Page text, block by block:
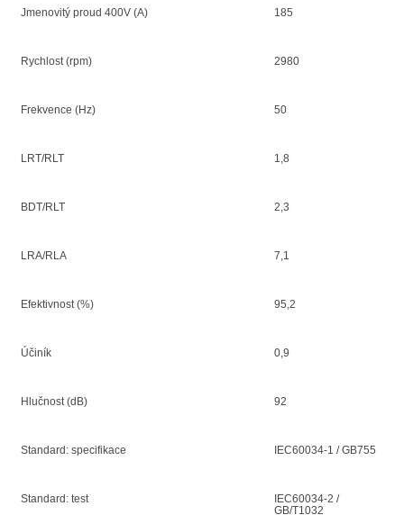
Jmenovitý proud 400V (A) 185
Rychlost (rpm) 2980
Frekvence (Hz) 50
LRT/RLT 1,8
BDT/RLT 2,3
LRA/RLA 7,1
Efektivnost (%) 95,2
Účiník 0,9
Hlučnost (dB) 92
Standard: specifikace IEC60034-1 / GB755
Standard: test
IEC60034-2 /
GB/T1032